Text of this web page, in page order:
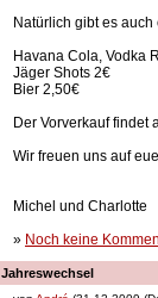
Natürlich gibt es
Havana Cola, Vodka
Jäger Shots 2€
Bier 2,50€
Der Vorverkauf findet
Wir freuen uns auf
Michel und Charlotte
» Noch keine
Jahreswechsel